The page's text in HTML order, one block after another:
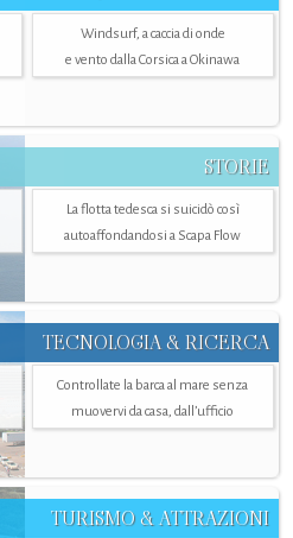
Windsurf, a caccia di onde
e vento dalla Corsica a Okinawa
STORIE
La flotta tedesca si suicidò così
autoaffondandosi a Scapa Flow
TECNOLOGIA & RICERCA
Controllate la barca al mare senza
muovervi da casa, dall’ufficio
TURISMO & ATTRAZIONI